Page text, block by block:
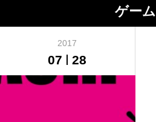
ゲーム
2017
07 28